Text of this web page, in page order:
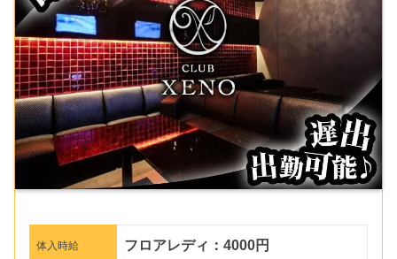
体入時給 フロアレディ：4000円